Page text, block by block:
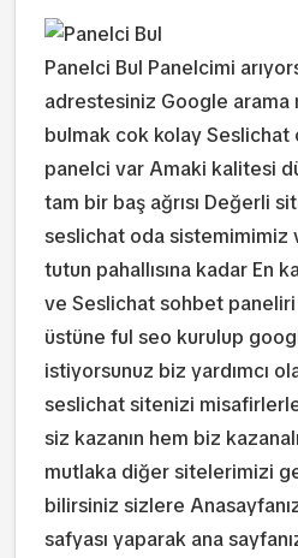
Panelci Bul Panelcimi
adrestesiniz Google
bulmak cok kolay Seslichat
panelci var Amaki kalitesi
tam bir baş ağrısı Değerli
seslichat oda sistemimimiz
tutun pahallısına kadar En
ve Seslichat sohbet paneliri
üstüne ful seo kurulup
istiyorsunuz biz yardımcı
seslichat sitenizi
siz kazanın hem biz
mutlaka diğer sitelerimizi
bilirsiniz sizlere
safyası yaparak ana